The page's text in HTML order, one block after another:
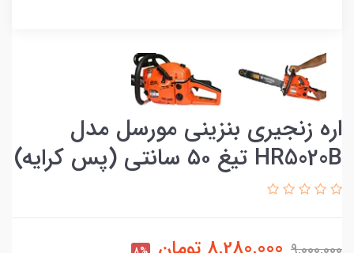
اره زنجیری بنزینی مورسل مدل
HR5020B تیغ ۵۰ سانتی (پس کرایه)